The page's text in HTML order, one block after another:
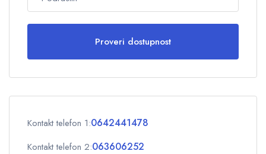
Odrasli 1
Deca 0
Proveri dostupnost
Kontakt telefon 1:0642441478
Kontakt telefon 2:063606252
Terasa
Baštanski nameštaj / prostor za sedenje